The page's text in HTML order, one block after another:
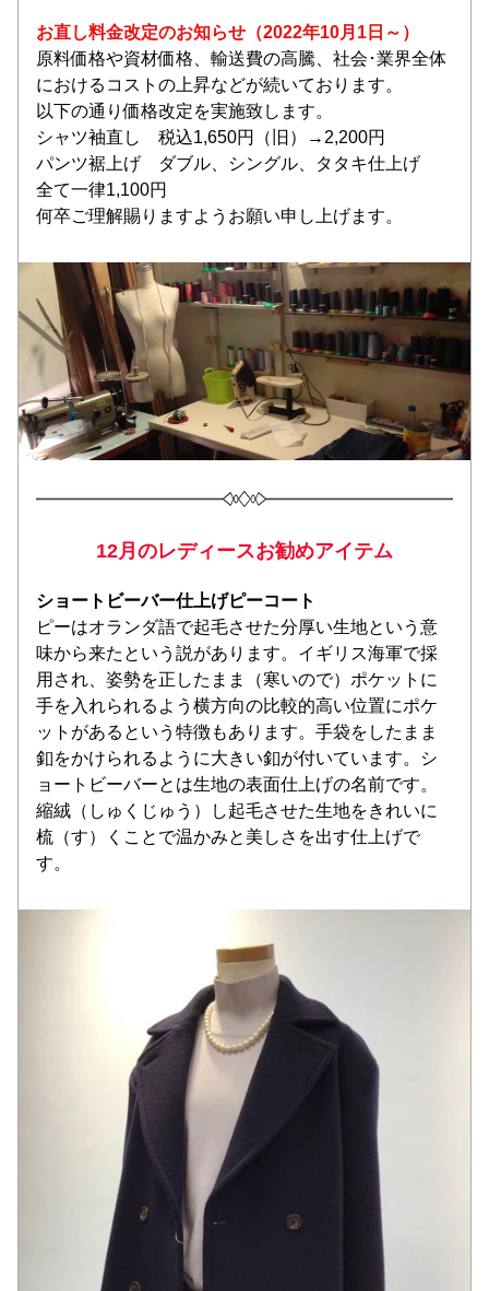
お直し料金改定のお知らせ（2022年10月1日～）
原料価格や資材価格、輸送費の高騰、社会･業界全体
におけるコストの上昇などが続いております。
以下の通り価格改定を実施致します。
シャツ袖直し　税込1,650円（旧）→2,200円
パンツ裾上げ　ダブル、シングル、タタキ仕上げ
全て一律1,100円
何卒ご理解賜りますようお願い申し上げます。
12月のレディースお勧めアイテム
ショートビーバー仕上げピーコート
ピーはオランダ語で起毛させた分厚い生地という意
味から来たという説があります。イギリス海軍で採
用され、姿勢を正したまま（寒いので）ポケットに
手を入れられるよう横方向の比較的高い位置にポケ
ットがあるという特徴もあります。手袋をしたまま
釦をかけられるように大きい釦が付いています。シ
ョートビーバーとは生地の表面仕上げの名前です。
縮絨（しゅくじゅう）し起毛させた生地をきれいに
梳（す）くことで温かみと美しさを出す仕上げで
す。